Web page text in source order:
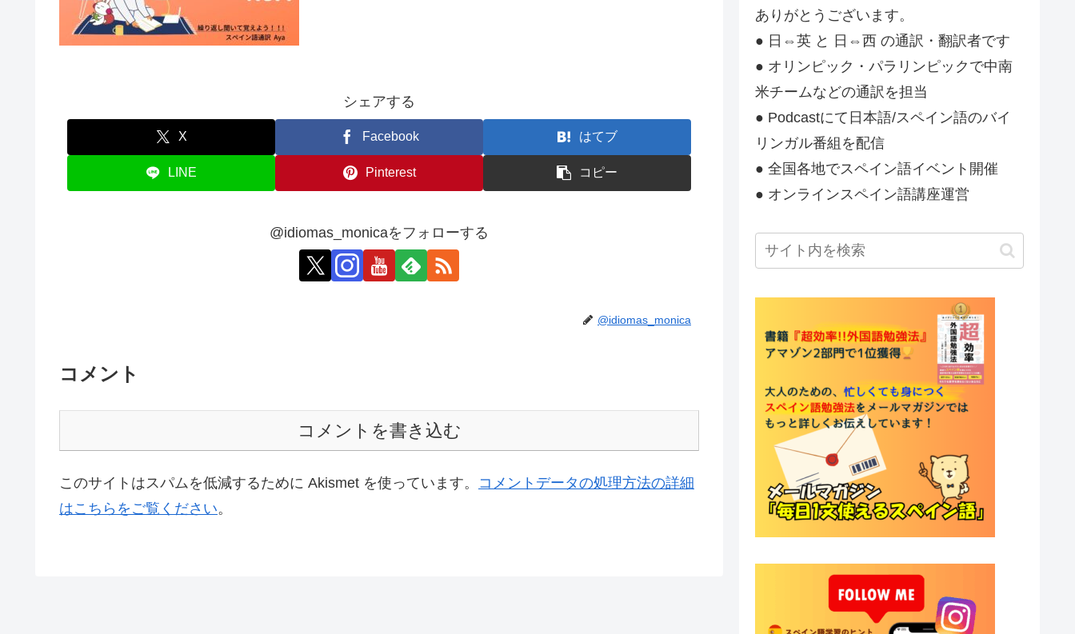
シェアする
X Facebook はてブ
LINE Pinterest コピー
@idiomas_monicaをフォローする
@idiomas_monica
コメント
コメントを書き込む
このサイトはスパムを低減するために Akismet を使っています。 コメントデータの処理方法の詳細
はこちらをご覧ください。
ありがとうございます。
● 日⇔英 と 日⇔西 の通訳・翻訳者です
● オリンピック・パラリンピックで中南
米チームなどの通訳を担当
● Podcastにて日本語/スペイン語のバイ
リンガル番組を配信
● 全国各地でスペイン語イベント開催
● オンラインスペイン語講座運営